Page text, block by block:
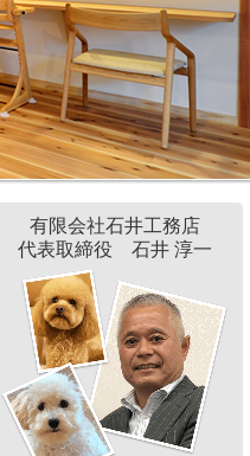
有限会社石井工務店
代表取締役 石井 淳一